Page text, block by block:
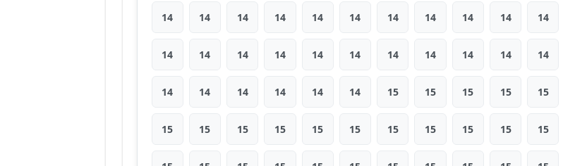
14 14 14 14 14 14 14 14 14 14 14
14 14 14 14 14 14 14 14 14 14 14
14 14 14 14 14 14 15 15 15 15 15
15 15 15 15 15 15 15 15 15 15 15